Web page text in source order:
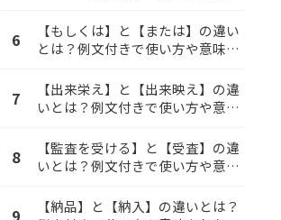
6
【もしくは】と【または】の違い
とは？例文付きで使い方や意味を
7
【出来栄え】と【出来映え】の違
いとは？例文付きで使い方や意味
8
【監査を受ける】と【受査】の違
いとは？例文付きで使い方や意味
9
【納品】と【納入】の違いとは？